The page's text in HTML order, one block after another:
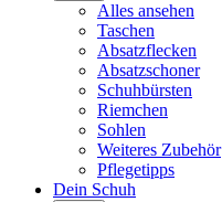
Alles ansehen
Taschen
Absatzflecken
Absatzschoner
Schuhbürsten
Riemchen
Sohlen
Weiteres Zubehör
Pflegetipps
Dein Schuh